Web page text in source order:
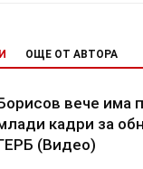
ОЩЕ ОТ АВТОРА
вече има
кадри за
(Видео)